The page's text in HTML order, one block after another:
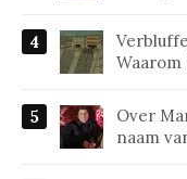
Over
naam